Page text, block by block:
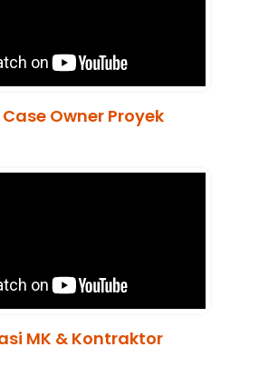
Owner Proyek
MK & Kontraktor